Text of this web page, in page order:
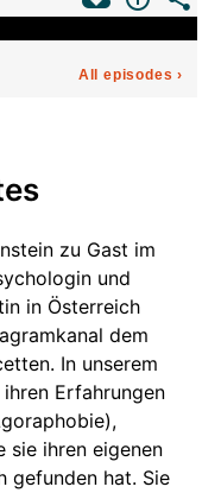
All episodes ›
zu Gast im
und
in Österreich
dem
In unserem
Erfahrungen
sie ihren eigenen
gefunden hat. Sie